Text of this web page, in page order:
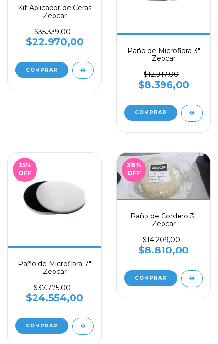
Kit Aplicador de Ceras
Zeocar
$35.339,00
$22.970,00
Paño de Microfibra 3"
Zeocar
$12.917,00
$8.396,00
35%
OFF
Paño de Microfibra 7"
Zeocar
$37.775,00
$24.554,00
38%
OFF
Paño de Cordero 3"
Zeocar
$14.209,00
$8.810,00